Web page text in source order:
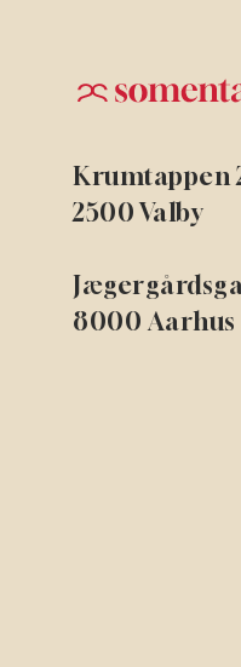
Krumtappen
2500 Valby
8000 Aarhus